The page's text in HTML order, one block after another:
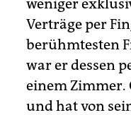
weniger
Verträge per
berühmtesten
war er dessen
einem Zimmer.
und hat von